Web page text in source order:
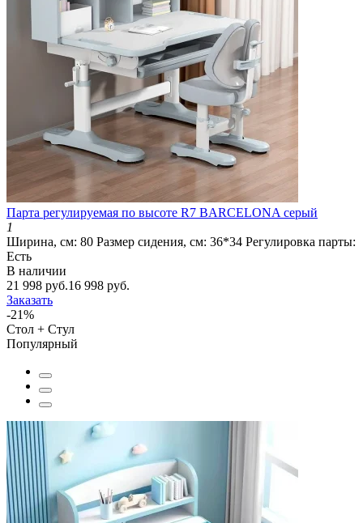
Парта регулируемая по высоте R7 BARCELONA серый
1
Ширина, см: 80 Размер сидения, см: 36*34 Регулировка парты:
Есть
В наличии
21 998 руб.16 998 руб.
Заказать
-21%
Стол + Стул
Популярный